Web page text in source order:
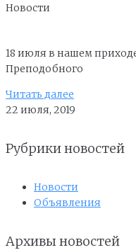
Новости
18 июля в нашем
Преподобного
Читать далее
22 июля, 2019
Рубрики новостей
Новости
Объявления
Архивы новостей